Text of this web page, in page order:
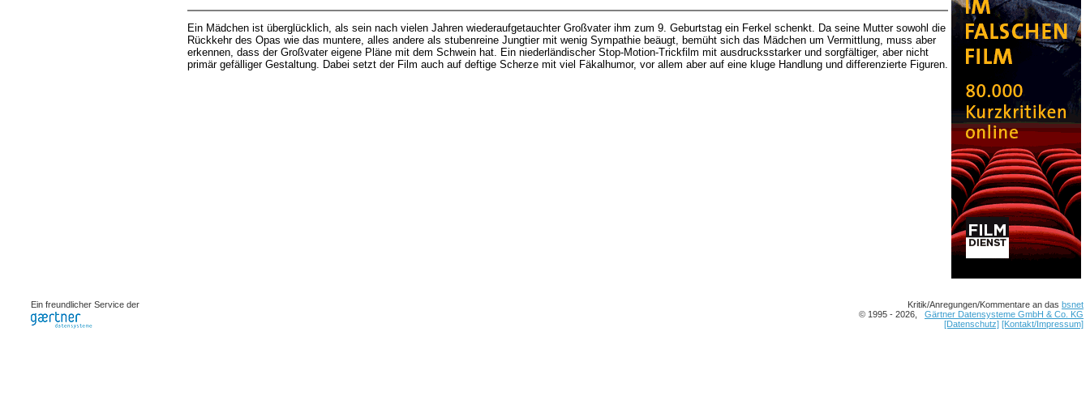
Ein Mädchen ist überglücklich, als sein nach vielen Jahren wiederaufgetauchter Großvater ihm zum 9. Geburtstag ein Ferkel schenkt. Da seine Mutter sowohl die
Rückkehr des Opas wie das muntere, alles andere als stubenreine Jungtier mit wenig Sympathie beäugt, bemüht sich das Mädchen um Vermittlung, muss aber
erkennen, dass der Großvater eigene Pläne mit dem Schwein hat. Ein niederländischer Stop-Motion-Trickfilm mit ausdrucksstarker und sorgfältiger, aber nicht
primär gefälliger Gestaltung. Dabei setzt der Film auch auf deftige Scherze mit viel Fäkalhumor, vor allem aber auf eine kluge Handlung und differenzierte Figuren.
Ein freundlicher Service der Kritik/Anregungen/Kommentare an das bsnet
© 1995 - 2026, Gärtner Datensysteme GmbH & Co. KG
[Datenschutz] [Kontakt/Impressum]